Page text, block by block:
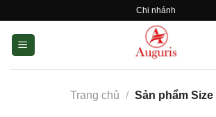
content
Chi nhánh
Trang chủ / Sản phẩm Size